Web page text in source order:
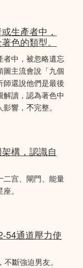
生產者中，
色的類型。
者中，被忽略遺忘
圖主流會說「九個
師還說他們是最後
讀，認為著色中
響，𣎴完整。
構，認識自
二宫、閘門、能量
。
54通道壓力使
斷強迫男友。